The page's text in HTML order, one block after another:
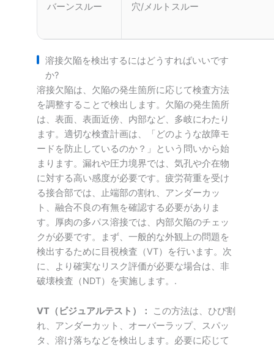
バーンスルー 穴/メルトスルー
溶接欠陥を検出するにはどうすればいいです
か?
溶接欠陥は、欠陥の発生箇所に応じて検査方法
を調整することで検出します。欠陥の発生箇所
は、表面、表面近傍、内部など、多岐にわたり
ます。適切な検査計画は、「どのような故障モ
ードを防止しているのか？」という問いから始
まります。漏れや圧力境界では、気孔や介在物
に対する高い感度が必要です。疲労荷重を受け
る接合部では、止端部の割れ、アンダーカッ
ト、融合不良の有無を確認する必要がありま
す。厚肉の多パス溶接では、内部欠陥のチェッ
クが必要です。まず、一般的な外観上の問題を
検出するために目視検査（VT）を行います。次
に、より確実なリスク評価が必要な場合は、非
破壊検査（NDT）を実施します。.
VT（ビジュアルテスト）：
この方法は、ひび割
れ、アンダーカット、オーバーラップ、スパッ
タ、溶け落ちなどを検出します。必要に応じて